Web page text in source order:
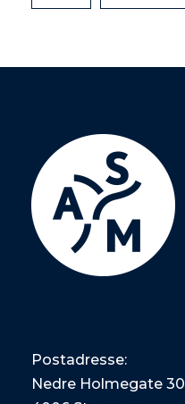
Postadresse:
Nedre Holmegate 30